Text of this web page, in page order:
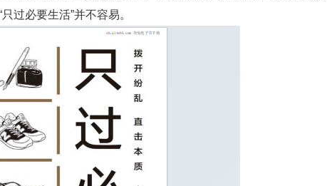
过必要生活”并不容易。